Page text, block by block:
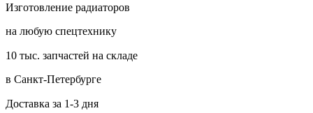
Изготовление радиаторов
на любую спецтехнику
10 тыс. запчастей на складе
в Санкт-Петербурге
Доставка за 1-3 дня